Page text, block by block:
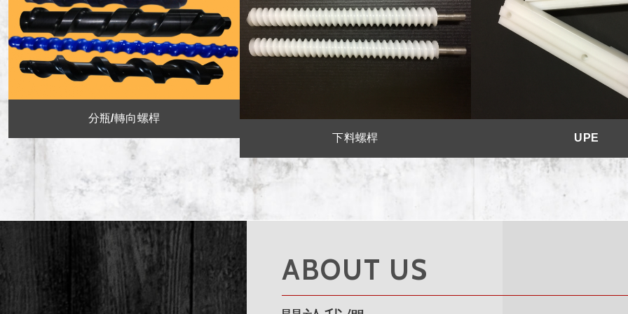
分瓶/轉向螺桿
下料螺桿
UPE
ABOUT US